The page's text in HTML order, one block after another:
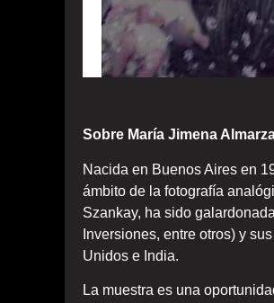
Sobre María Jimena
Nacida en Buenos Aires en
ámbito de la fotografía
Szankay, ha sido
Inversiones, entre otros) y
Unidos e India.
La muestra es una